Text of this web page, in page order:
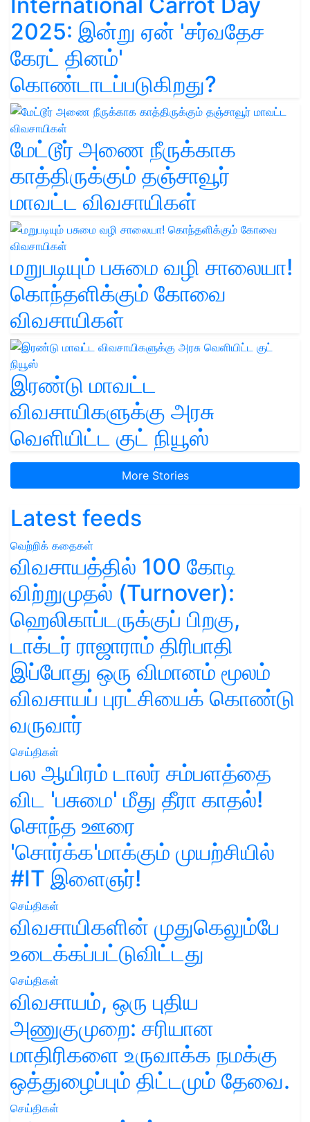
2025: இன்று ஏன் 'சர்வதேச
கேரட் தினம்'
கொண்டாடப்படுகிறது?
மேட்டூர் அணை நீருக்காக
காத்திருக்கும் தஞ்சாவூர்
மாவட்ட விவசாயிகள்
மறுபடியும் பசுமை வழி சாலையா!
கொந்தளிக்கும் கோவை
விவசாயிகள்
இரண்டு மாவட்ட
விவசாயிகளுக்கு அரசு
வெளியிட்ட குட் நியூஸ்
More Stories
Latest feeds
வெற்றிக் கதைகள்
விவசாயத்தில் 100 கோடி
விற்றுமுதல் (Turnover):
ஹெலிகாப்டருக்குப் பிறகு,
டாக்டர் ராஜாராம் திரிபாதி
இப்போது ஒரு விமானம் மூலம்
விவசாயப் புரட்சியைக் கொண்டு
வருவார்
செய்திகள்
பல ஆயிரம் டாலர் சம்பளத்தை
விட 'பசுமை' மீது தீரா காதல்!
சொந்த ஊரை
'சொர்க்க'மாக்கும் முயற்சியில்
#IT இளைஞர்!
செய்திகள்
விவசாயிகளின் முதுகெலும்பே
உடைக்கப்பட்டுவிட்டது
செய்திகள்
விவசாயம், ஒரு புதிய
அணுகுமுறை: சரியான
மாதிரிகளை உருவாக்க நமக்கு
ஒத்துழைப்பும் திட்டமும் தேவை.
செய்திகள்